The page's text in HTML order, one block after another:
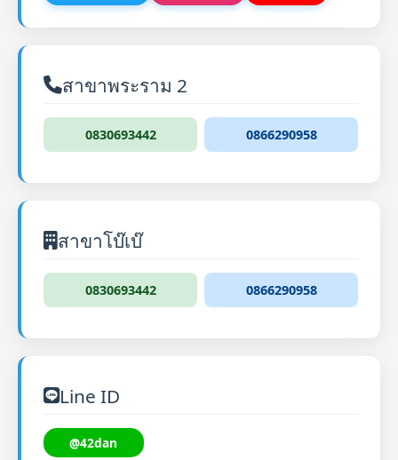
สาขาพระราม 2
0830693442 0866290958
สาขาโบ๊เบ๊
0830693442 0866290958
Line ID
@42dan